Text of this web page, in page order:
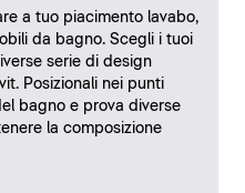
a tuo piacimento lavabo,
da bagno. Scegli i tuoi
serie di design
Posizionali nei punti
bagno e prova diverse
la composizione